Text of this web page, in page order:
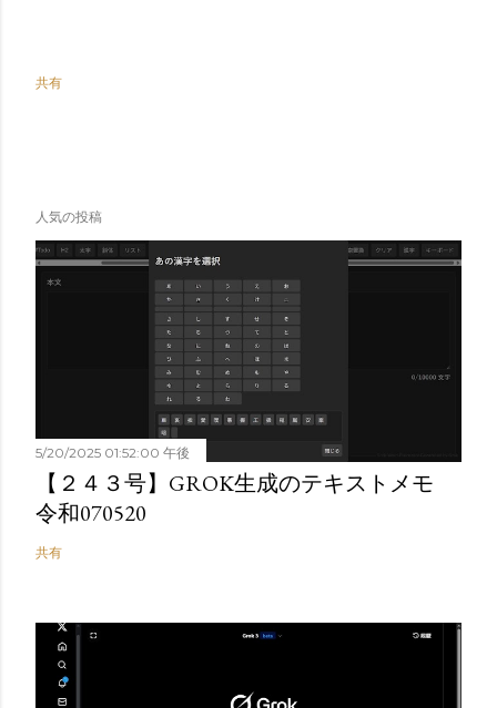
共有
人気の投稿
5/20/2025 01:52:00 午後
【２４３号】GROK生成のテキストメモ
令和070520
共有